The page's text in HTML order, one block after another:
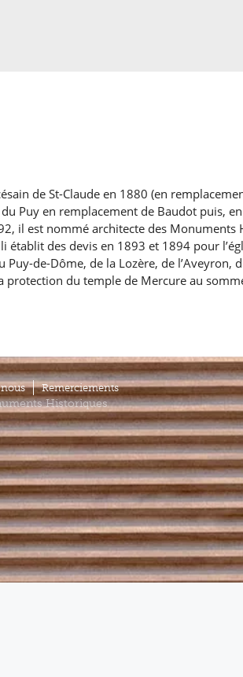
de St-Claude en 1880 (en
Puy en remplacement de Baudot puis,
il est nommé architecte des Monuments
des devis en 1893 et 1894 pour
de-Dôme, de la Lozère, de l’Aveyron,
protection du temple de Mercure au
Remerciements
Historiques